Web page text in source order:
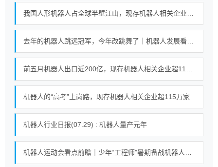
机器人的“高考”上岗路，现存机器人相关企业超115万家
机器人行业日报(07.29) : 机器人量产元年